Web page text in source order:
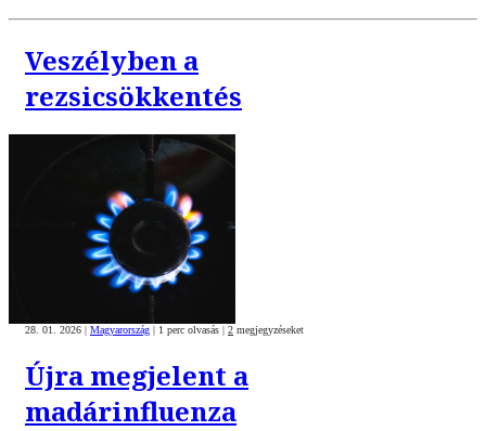
Veszélyben a
rezsicsökkentés
28. 01. 2026 Magyarország 1 perc olvasás 2 megjegyzéseket
Újra megjelent a
madárinfluenza